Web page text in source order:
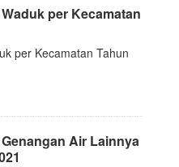
per Kecamatan
per Kecamatan Tahun
Air Lainnya